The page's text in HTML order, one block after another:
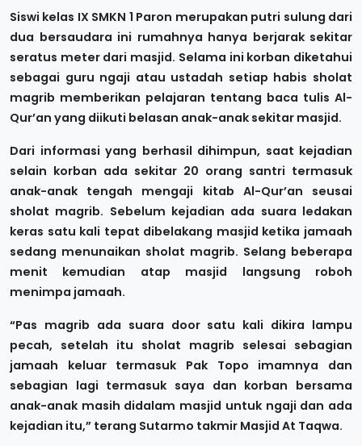
Siswi kelas IX SMKN 1 Paron merupakan putri sulung dari
dua bersaudara ini rumahnya hanya berjarak sekitar
seratus meter dari masjid. Selama ini korban diketahui
sebagai guru ngaji atau ustadah setiap habis sholat
magrib memberikan pelajaran tentang baca tulis Al-
Qur’an yang diikuti belasan anak-anak sekitar masjid.
Dari informasi yang berhasil dihimpun, saat kejadian
selain korban ada sekitar 20 orang santri termasuk
anak-anak tengah mengaji kitab Al-Qur’an seusai
sholat magrib. Sebelum kejadian ada suara ledakan
keras satu kali tepat dibelakang masjid ketika jamaah
sedang menunaikan sholat magrib. Selang beberapa
menit kemudian atap masjid langsung roboh
menimpa jamaah.
“Pas magrib ada suara door satu kali dikira lampu
pecah, setelah itu sholat magrib selesai sebagian
jamaah keluar termasuk Pak Topo imamnya dan
sebagian lagi termasuk saya dan korban bersama
anak-anak masih didalam masjid untuk ngaji dan ada
kejadian itu,” terang Sutarmo takmir Masjid At Taqwa.